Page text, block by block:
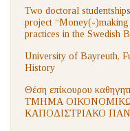
Two doctoral
project “Money(-
practices in the Swedish
University of Bayreuth,
History
Θέση επίκουρου
ΤΜΗΜΑ
ΚΑΠΟΔΙΣΤΡΙΑΚΟ